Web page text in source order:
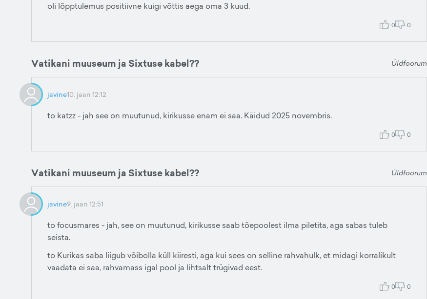
oli lõpptulemus positiivne kuigi võttis aega oma 3 kuud.
0 0
Vatikani muuseum ja Sixtuse kabel?? Üldfoorum
javine10. jaan 12:12
to katzz - jah see on muutunud, kirikusse enam ei saa. Käidud 2025 novembris.
0 0
Vatikani muuseum ja Sixtuse kabel?? Üldfoorum
javine9. jaan 12:51
to focusmares - jah, see on muutunud, kirikusse saab tõepoolest ilma piletita, aga sabas tuleb
seista.
to Kurikas saba liigub võibolla küll kiiresti, aga kui sees on selline rahvahulk, et midagi korralikult
vaadata ei saa, rahvamass igal pool ja lihtsalt trügivad eest.
0 0